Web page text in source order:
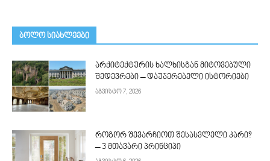
ᲑᲝᲚᲝ ᲡᲘᲐᲮᲚᲔᲔᲑᲘ
არქიტექტურის ხალხისგან მიტოვებული
შედევრები – დაუჯერებელი ისტორიები
აგვისტო 7, 2026
როგორ შევარჩიოთ შესასვლელი კარი?
– 3 მთავარი პრინციპი